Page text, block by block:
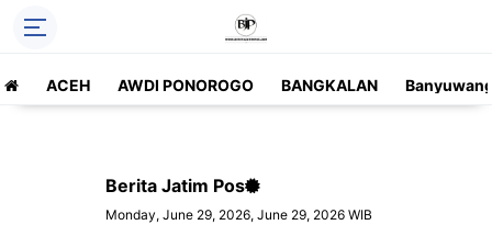
ACEH AWDI PONOROGO BANGKALAN
Berita Jatim Pos
Monday, June 29, 2026, June 29, 2026 WIB